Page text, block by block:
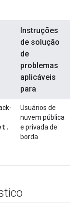
Instruções
de solução
de
problemas
aplicáveis
para
.
Usuários de
nuvem pública
e privada de
borda